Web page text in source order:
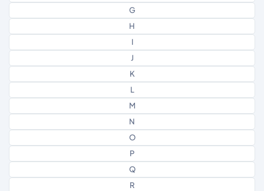
G
H
I
J
K
L
M
N
O
P
Q
R